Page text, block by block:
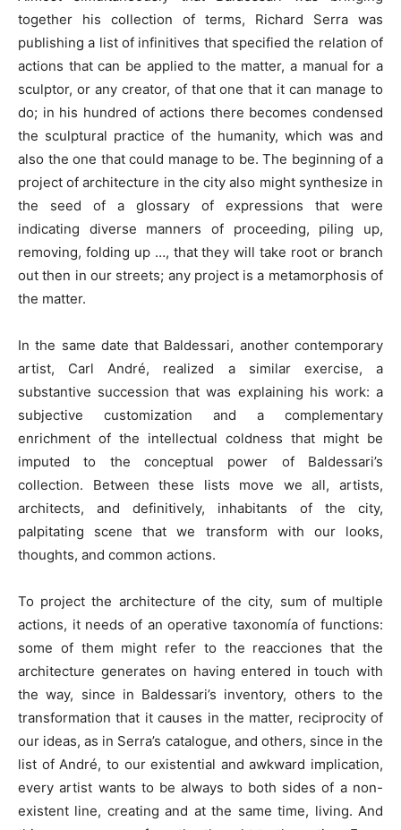
together his collection of terms, Richard Serra was
publishing a list of infinitives that specified the relation of
actions that can be applied to the matter, a manual for a
sculptor, or any creator, of that one that it can manage to
do; in his hundred of actions there becomes condensed
the sculptural practice of the humanity, which was and
also the one that could manage to be. The beginning of a
project of architecture in the city also might synthesize in
the seed of a glossary of expressions that were
indicating diverse manners of proceeding, piling up,
removing, folding up …, that they will take root or branch
out then in our streets; any project is a metamorphosis of
the matter.
In the same date that Baldessari, another contemporary
artist, Carl André, realized a similar exercise, a
substantive succession that was explaining his work: a
subjective customization and a complementary
enrichment of the intellectual coldness that might be
imputed to the conceptual power of Baldessari’s
collection. Between these lists move we all, artists,
architects, and definitively, inhabitants of the city,
palpitating scene that we transform with our looks,
thoughts, and common actions.
To project the architecture of the city, sum of multiple
actions, it needs of an operative taxonomía of functions:
some of them might refer to the reacciones that the
architecture generates on having entered in touch with
the way, since in Baldessari’s inventory, others to the
transformation that it causes in the matter, reciprocity of
our ideas, as in Serra’s catalogue, and others, since in the
list of André, to our existential and awkward implication,
every artist wants to be always to both sides of a non-
existent line, creating and at the same time, living. And